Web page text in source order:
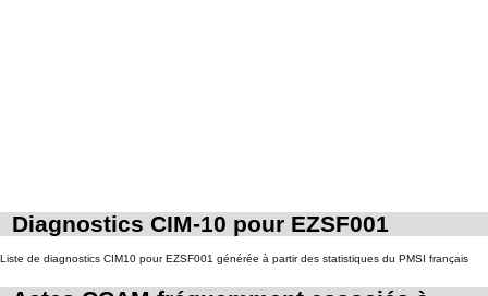
Diagnostics CIM-10 pour EZSF001
Liste de diagnostics CIM10 pour EZSF001 générée à partir des statistiques du PMSI français